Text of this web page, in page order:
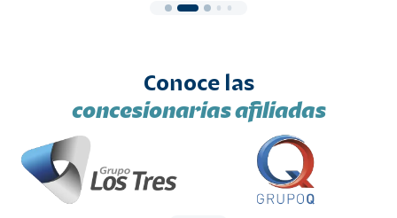
Conoce las
concesionarias afiliadas